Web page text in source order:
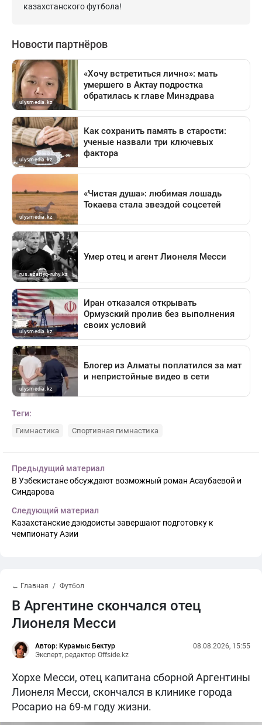
казахстанского футбола!
Теги:
Гимнастика Спортивная гимнастика
Предыдущий материал
В Узбекистане обсуждают возможный роман Асаубаевой и
Синдарова
Следующий материал
Казахстанские дзюдоисты завершают подготовку к
чемпионату Азии
← Главная Футбол
В Аргентине скончался отец
Лионеля Месси
Автор: Курамыс Бектур
Эксперт, редактор Offside.kz
08.08.2026, 15:55
Хорхе Месси, отец капитана сборной Аргентины
Лионеля Месси, скончался в клинике города
Росарио на 69-м году жизни.